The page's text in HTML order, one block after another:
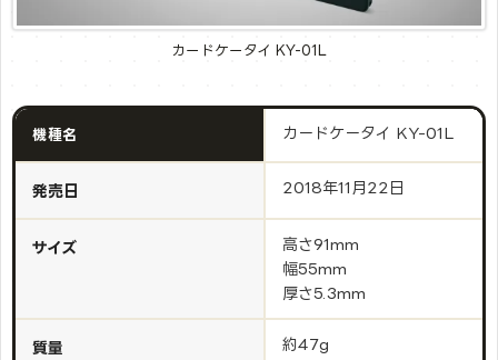
カードケータイ KY-01L
機種名 カードケータイ KY-01L
発売日 2018年11月22日
サイズ
高さ91mm
幅55mm
厚さ5.3mm
質量 約47g